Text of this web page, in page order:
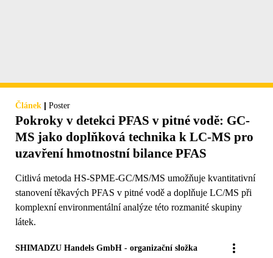
Článek | Poster
Pokroky v detekci PFAS v pitné vodě: GC-
MS jako doplňková technika k LC-MS pro
uzavření hmotnostní bilance PFAS
Citlivá metoda HS-SPME-GC/MS/MS umožňuje kvantitativní
stanovení těkavých PFAS v pitné vodě a doplňuje LC/MS při
komplexní environmentální analýze této rozmanité skupiny
látek.
SHIMADZU Handels GmbH - organizační složka